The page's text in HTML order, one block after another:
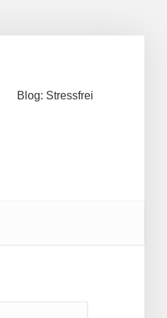
Blog: Stressfrei